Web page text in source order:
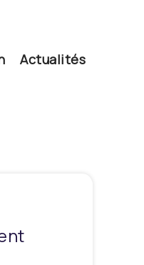
Actualités